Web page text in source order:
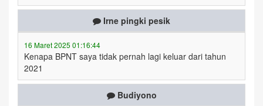
Irne pingki pesik
16 Maret 2025 01:16:44
Kenapa BPNT saya tidak pernah lagi keluar dari tahun
2021
Budiyono